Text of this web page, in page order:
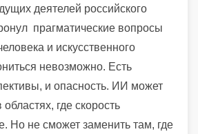
деятелей российского
прагматические вопросы
и искусственного
невозможно. Есть
и опасность. ИИ может
где скорость
Но не сможет заменить там, где